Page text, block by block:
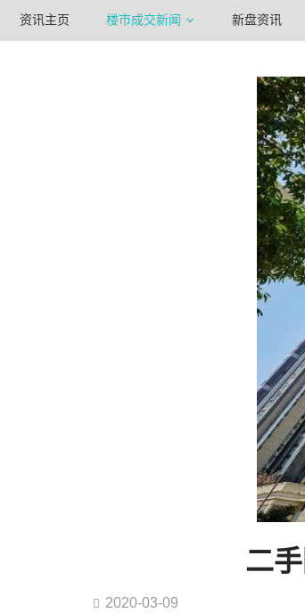
资讯主页 楼市成交新闻 新盘资讯
二
2020-03-09